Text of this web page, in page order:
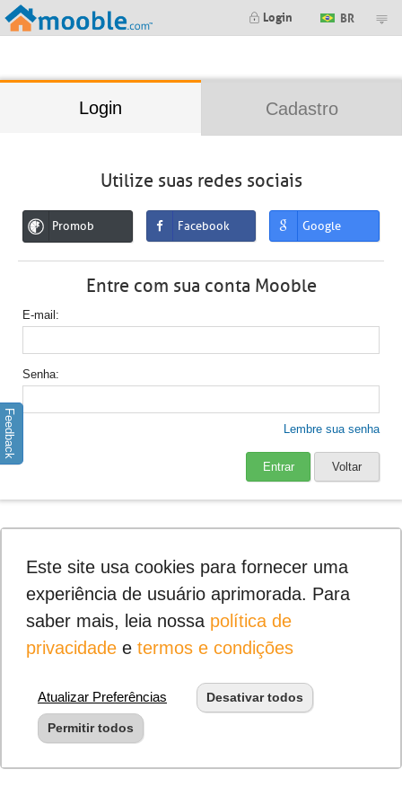
Login BR
Login Cadastro
Utilize suas redes sociais
Promob Facebook Google
Entre com sua conta Mooble
E-mail
Senha
Lembre sua senha
Entrar Voltar
Feedback
Este site usa cookies para fornecer uma
experiência de usuário aprimorada. Para
saber mais, leia nossa política de
privacidadee termos e condições
Atualizar Preferências Desativar todos
Permitir todos